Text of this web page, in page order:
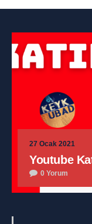
27 Ocak 2021
Youtube
0 Yorum